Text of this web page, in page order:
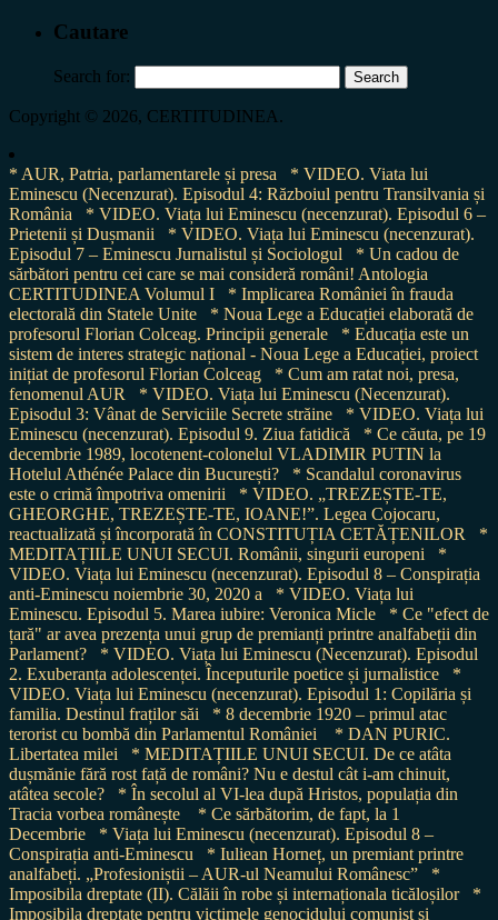
Cautare
Search for:
Copyright © 2026, CERTITUDINEA.
* AUR, Patria, parlamentarele și presa
* VIDEO. Viata lui
Eminescu (Necenzurat). Episodul 4: Războiul pentru Transilvania și
România
* VIDEO. Viața lui Eminescu (necenzurat). Episodul 6 –
Prietenii și Dușmanii
* VIDEO. Viața lui Eminescu (necenzurat).
Episodul 7 – Eminescu Jurnalistul și Sociologul
* Un cadou de
sărbători pentru cei care se mai consideră români! Antologia
CERTITUDINEA Volumul I
* Implicarea României în frauda
electorală din Statele Unite
* Noua Lege a Educației elaborată de
profesorul Florian Colceag. Principii generale
* Educația este un
sistem de interes strategic național - Noua Lege a Educației, proiect
inițiat de profesorul Florian Colceag
* Cum am ratat noi, presa,
fenomenul AUR
* VIDEO. Viața lui Eminescu (Necenzurat).
Episodul 3: Vânat de Serviciile Secrete străine
* VIDEO. Viața lui
Eminescu (necenzurat). Episodul 9. Ziua fatidică
* Ce căuta, pe 19
decembrie 1989, locotenent-colonelul VLADIMIR PUTIN la
Hotelul Athénée Palace din București?
* Scandalul coronavirus
este o crimă împotriva omenirii
* VIDEO. „TREZEȘTE-TE,
GHEORGHE, TREZEȘTE-TE, IOANE!”. Legea Cojocaru,
reactualizată și încorporată în CONSTITUȚIA CETĂȚENILOR
*
MEDITAȚIILE UNUI SECUI. Românii, singurii europeni
*
VIDEO. Viața lui Eminescu (necenzurat). Episodul 8 – Conspirația
anti-Eminescu noiembrie 30, 2020 a
* VIDEO. Viața lui
Eminescu. Episodul 5. Marea iubire: Veronica Micle
* Ce "efect de
țară" ar avea prezența unui grup de premianți printre analfabeții din
Parlament?
* VIDEO. Viața lui Eminescu (Necenzurat). Episodul
2. Exuberanța adolescenței. Începuturile poetice și jurnalistice
*
VIDEO. Viața lui Eminescu (necenzurat). Episodul 1: Copilăria și
familia. Destinul fraților săi
* 8 decembrie 1920 – primul atac
terorist cu bombă din Parlamentul României
* DAN PURIC.
Libertatea milei
* MEDITAȚIILE UNUI SECUI. De ce atâta
dușmănie fără rost față de români? Nu e destul cât i-am chinuit,
atâtea secole?
* În secolul al VI-lea după Hristos, populația din
Tracia vorbea românește
* Ce sărbătorim, de fapt, la 1
Decembrie
* Viața lui Eminescu (necenzurat). Episodul 8 –
Conspirația anti-Eminescu
* Iuliean Horneț, un premiant printre
analfabeți. „Profesioniștii – AUR-ul Neamului Românesc”
*
Imposibila dreptate (II). Călăii în robe și internaționala ticăloșilor
*
Imposibila dreptate pentru victimele genocidului comunist și